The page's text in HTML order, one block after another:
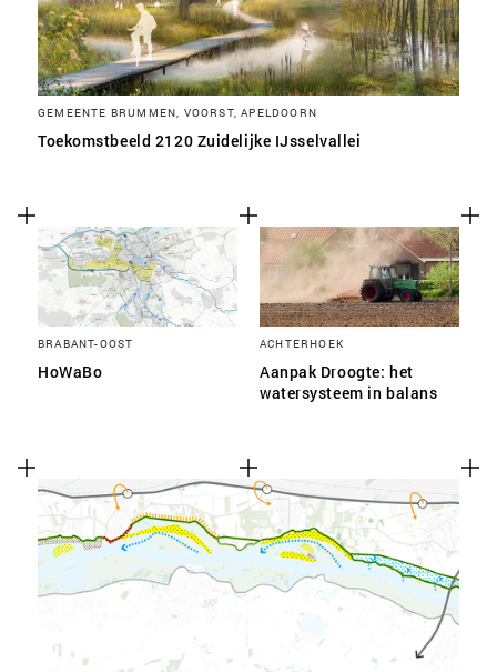
GEMEENTE BRUMMEN, VOORST, APELDOORN
Toekomstbeeld 2120 Zuidelijke IJsselvallei
BRABANT-OOST
HoWaBo
ACHTERHOEK
Aanpak Droogte: het
watersysteem in balans